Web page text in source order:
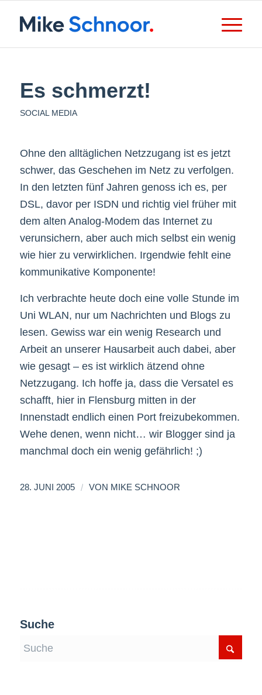
Es schmerzt!
SOCIAL MEDIA
Ohne den alltäglichen Netzzugang ist es jetzt
schwer, das Geschehen im Netz zu verfolgen.
In den letzten fünf Jahren genoss ich es, per
DSL, davor per ISDN und richtig viel früher mit
dem alten Analog-Modem das Internet zu
verunsichern, aber auch mich selbst ein wenig
wie hier zu verwirklichen. Irgendwie fehlt eine
kommunikative Komponente!
Ich verbrachte heute doch eine volle Stunde im
Uni WLAN, nur um Nachrichten und Blogs zu
lesen. Gewiss war ein wenig Research und
Arbeit an unserer Hausarbeit auch dabei, aber
wie gesagt – es ist wirklich ätzend ohne
Netzzugang. Ich hoffe ja, dass die Versatel es
schafft, hier in Flensburg mitten in der
Innenstadt endlich einen Port freizubekommen.
Wehe denen, wenn nicht… wir Blogger sind ja
manchmal doch ein wenig gefährlich! ;)
28. JUNI 2005 / VON MIKE SCHNOOR
Suche